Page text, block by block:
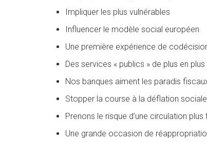
Impliquer les plus vulnérables
Influencer le modèle social européen
Une première expérience de
Des services « publics » de plus en
Nos banques aiment les paradis
Stopper la course à la déflation sociale
Prenons le risque d’une circulation plus
Une grande occasion de